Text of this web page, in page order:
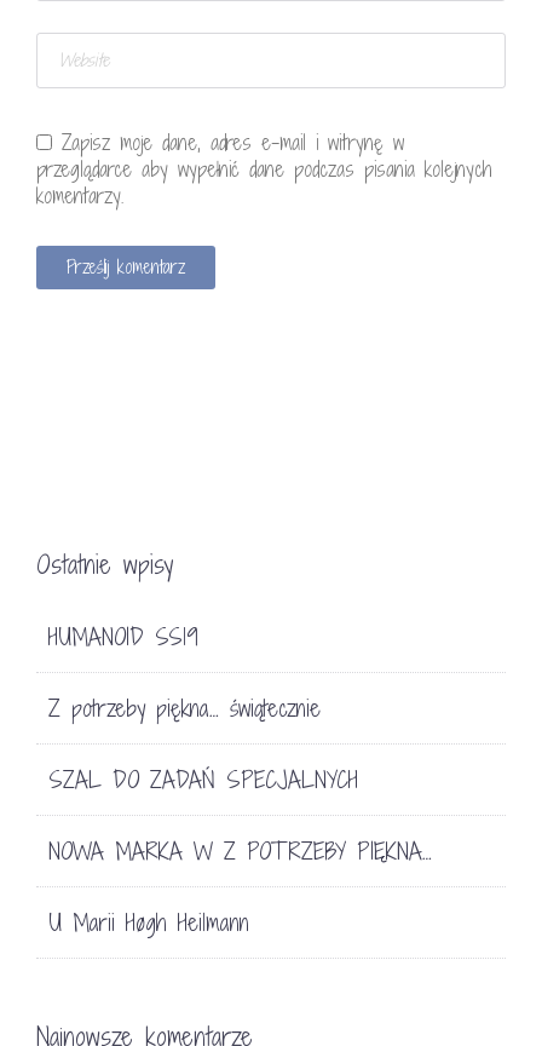
Zapisz moje dane, adres e-mail i witrynę w
przeglądarce aby wypełnić dane podczas pisania kolejnych
komentarzy.
Ostatnie wpisy
HUMANOID SS19
Z potrzeby piękna… świątecznie
SZAL DO ZADAŃ SPECJALNYCH
NOWA MARKA W Z POTRZEBY PIĘKNA…
U Marii Høgh Heilmann
Najnowsze komentarze